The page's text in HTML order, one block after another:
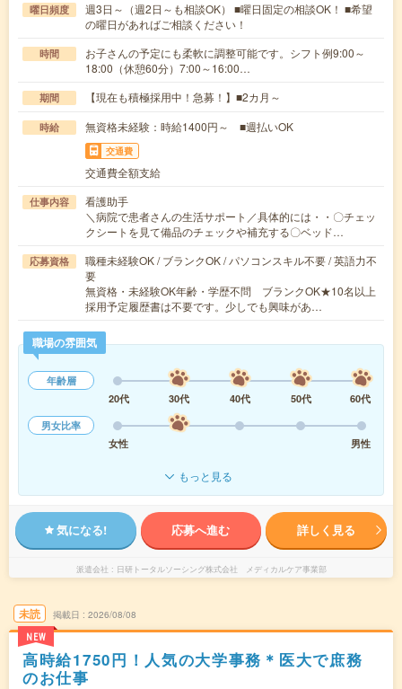
曜日頻度
週3日～（週2日～も相談OK） ■曜日固定の相談OK！ ■希望
の曜日があればご相談ください！
時間
お子さんの予定にも柔軟に調整可能です。シフト例9:00～
18:00（休憩60分）7:00～16:00…
期間 【現在も積極採用中！急募！】■2カ月～
時給 無資格未経験：時給1400円～ ■週払いOK
交通費
交通費全額支給
仕事内容
看護助手
＼病院で患者さんの生活サポート／具体的には・・〇チェッ
クシートを見て備品のチェックや補充する〇ベッド…
応募資格
職種未経験OK / ブランクOK / パソコンスキル不要 / 英語力不
要
無資格・未経験OK年齢・学歴不問 ブランクOK★10名以上
採用予定履歴書は不要です。少しでも興味があ…
職場の雰囲気
年齢層
20代
30代 40代 50代
60代
男女比率
女性
男性
もっと見る
気になる! 応募へ進む 詳しく見る
派遣会社 日研トータルソーシング株式会社 メディカルケア事業部
未読
NEW
掲載日 2026/08/08
高時給1750円！人気の大学事務＊医大で庶務
のお仕事